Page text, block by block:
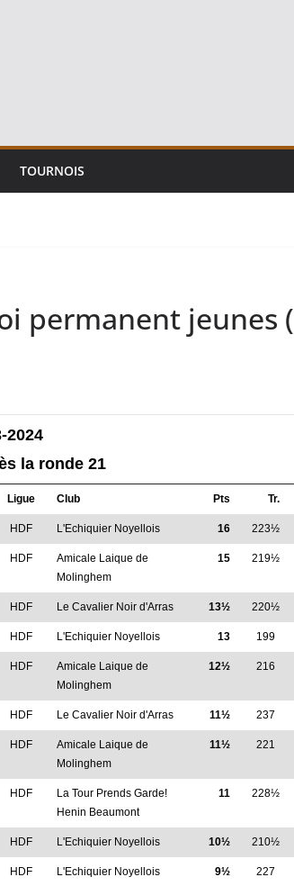
TOURNOIS
permanent jeunes (
2024
la ronde 21
Ligue Club Pts Tr.
HDF L'Echiquier Noyellois 16 223½
HDF
Amicale Laique de
Molinghem
15 219½
HDF Le Cavalier Noir d'Arras 13½ 220½
HDF L'Echiquier Noyellois 13 199
HDF
Amicale Laique de
Molinghem
12½ 216
HDF Le Cavalier Noir d'Arras 11½ 237
HDF
Amicale Laique de
Molinghem
11½ 221
HDF
La Tour Prends Garde!
Henin Beaumont
11 228½
HDF L'Echiquier Noyellois 10½ 210½
HDF L'Echiquier Noyellois 9½ 227